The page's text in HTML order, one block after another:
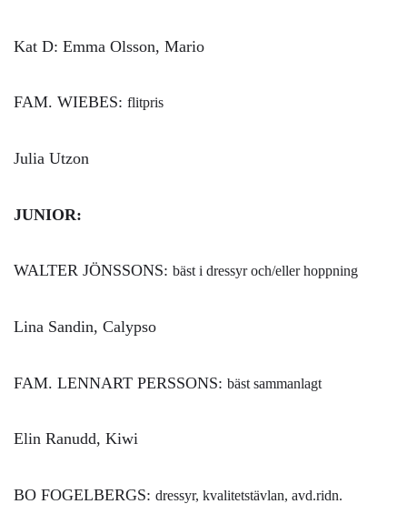
Kat D: Emma Olsson, Mario
FAM. WIEBES: flitpris
Julia Utzon
JUNIOR:
WALTER JÖNSSONS: bäst i dressyr och/eller hoppning
Lina Sandin, Calypso
FAM. LENNART PERSSONS: bäst sammanlagt
Elin Ranudd, Kiwi
BO FOGELBERGS: dressyr, kvalitetstävlan, avd.ridn.